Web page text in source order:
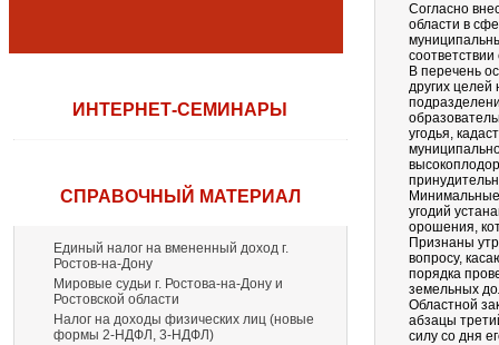
ИНТЕРНЕТ-СЕМИНАРЫ
СПРАВОЧНЫЙ МАТЕРИАЛ
Единый налог на вмененный доход г.
Ростов-на-Дону
Мировые судьи г. Ростова-на-Дону и
Ростовской области
Налог на доходы физических лиц (новые
формы 2-НДФЛ, 3-НДФЛ)
Согласно
области в
В перечень
других целей
угодья,
Минимальные
угодий
орошения,
Признаны
вопросу,
порядка
земельных
Областной
абзацы
силу со дня